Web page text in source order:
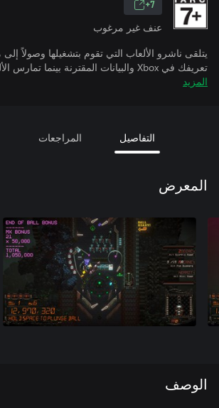
7+
عنف غير مرغوب
يتلقى ناشرو الألعاب التي تقوم بتشغيلها وصولاً
تعريفك في Xbox والبيانات المقترنة بينما تمارس الألعاب.
المزيد
التفاصيل المراجعات
المعرض
الوصف